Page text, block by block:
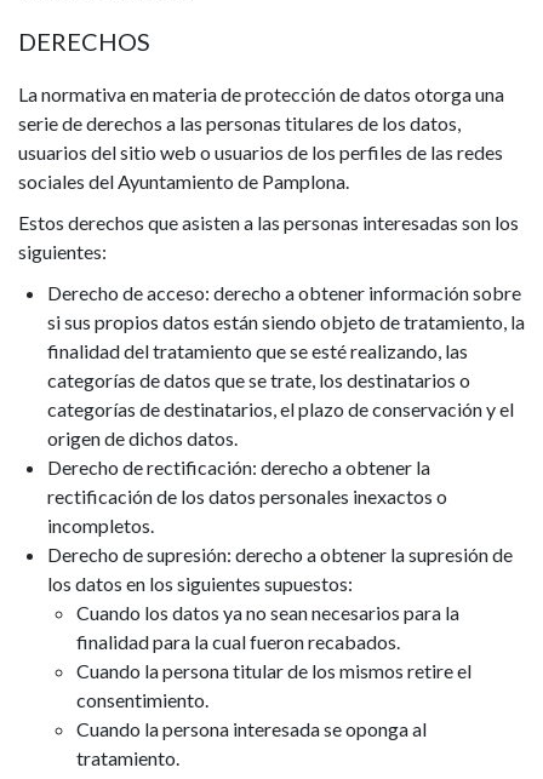
DERECHOS
La normativa en materia de protección de datos otorga una
serie de derechos a las personas titulares de los datos,
usuarios del sitio web o usuarios de los perfiles de las redes
sociales del Ayuntamiento de Pamplona.
Estos derechos que asisten a las personas interesadas son los
siguientes:
Derecho de acceso: derecho a obtener información sobre
si sus propios datos están siendo objeto de tratamiento, la
finalidad del tratamiento que se esté realizando, las
categorías de datos que se trate, los destinatarios o
categorías de destinatarios, el plazo de conservación y el
origen de dichos datos.
Derecho de rectificación: derecho a obtener la
rectificación de los datos personales inexactos o
incompletos.
Derecho de supresión: derecho a obtener la supresión de
los datos en los siguientes supuestos:
Cuando los datos ya no sean necesarios para la
finalidad para la cual fueron recabados.
Cuando la persona titular de los mismos retire el
consentimiento.
Cuando la persona interesada se oponga al
tratamiento.